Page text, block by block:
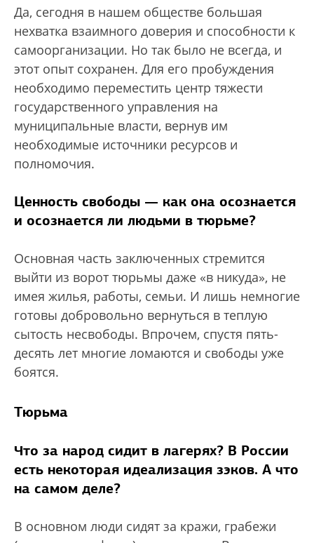
Да, сегодня в нашем обществе большая
нехватка взаимного доверия и способности к
самоорганизации. Но так было не всегда, и
этот опыт сохранен. Для его пробуждения
необходимо переместить центр тяжести
государственного управления на
муниципальные власти, вернув им
необходимые источники ресурсов и
полномочия.
Ценность свободы — как она осознается
и осознается ли людьми в тюрьме?
Основная часть заключенных стремится
выйти из ворот тюрьмы даже «в никуда», не
имея жилья, работы, семьи. И лишь немногие
готовы добровольно вернуться в теплую
сытость несвободы. Впрочем, спустя пять-
десять лет многие ломаются и свободы уже
боятся.
Тюрьма
Что за народ сидит в лагерях? В России
есть некоторая идеализация зэков. А что
на самом деле?
В основном люди сидят за кражи, грабежи